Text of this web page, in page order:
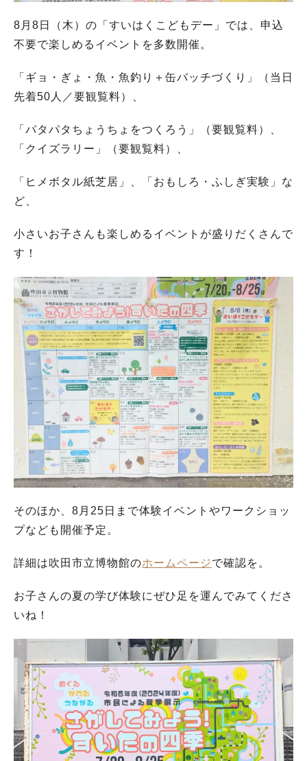
8月8日（木）の「すいはくこどもデー」では、申込
不要で楽しめるイベントを多数開催。
「ギョ・ぎょ・魚・魚釣り＋缶バッチづくり」（当日
先着50人／要観覧料）、
「パタパタちょうちょをつくろう」（要観覧料）、
「クイズラリー」（要観覧料）、
「ヒメボタル紙芝居」、「おもしろ・ふしぎ実験」な
ど、
小さいお子さんも楽しめるイベントが盛りだくさんで
す！
そのほか、8月25日まで体験イベントやワークショッ
プなども開催予定。
詳細は吹田市立博物館のホームページで確認を。
お子さんの夏の学び体験にぜひ足を運んでみてくださ
いね！